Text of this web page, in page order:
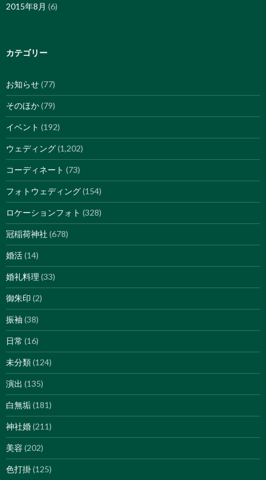
2015年8月 (6)
カテゴリー
お知らせ(77)
そのほか(79)
イベント (192)
ウェディング(1,202)
コーディネート (73)
フォトウェディング(154)
ロケーションフォト (328)
冠稲荷神社 (678)
婚活(14)
婚礼料理 (33)
御朱印 (2)
振袖 (38)
日常 (16)
未分類(124)
演出 (135)
白無垢(181)
神社婚(211)
美容 (202)
色打掛(125)